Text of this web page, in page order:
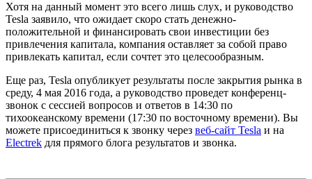
Хотя на данный момент это всего лишь слух, и руководство
Tesla заявило, что ожидает скоро стать денежно-
положительной и финансировать свои инвестиции без
привлечения капитала, компания оставляет за собой право
привлекать капитал, если сочтет это целесообразным.
Еще раз, Tesla опубликует результаты после закрытия рынка в
среду, 4 мая 2016 года, а руководство проведет конференц-
звонок с сессией вопросов и ответов в 14:30 по
тихоокеанскому времени (17:30 по восточному времени). Вы
можете присоединиться к звонку через веб-сайт Tesla и на
Electrek для прямого блога результатов и звонка.